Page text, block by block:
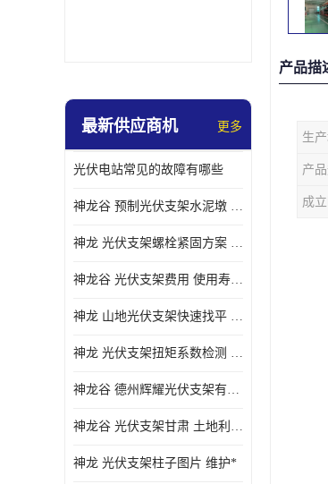
最新供应商机 更多
光伏电站常见的故障有哪些
神龙谷 预制光伏支架水泥墩 抗震性能优
神龙 光伏支架螺栓紧固方案 土地利用率高
神龙谷 光伏支架费用 使用寿命长
神龙 山地光伏支架快速找平 抗风耐压
神龙 光伏支架扭矩系数检测 适应性强
神龙谷 德州辉耀光伏支架有限公司 材质多样
神龙谷 光伏支架甘肃 土地利用率高
神龙 光伏支架柱子图片 维护*
产品描
生
产
成